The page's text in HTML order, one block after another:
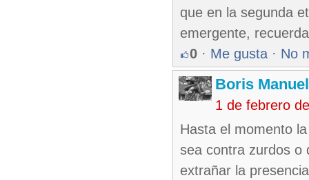
que en la segunda
emergente,
0 · Me gusta · No
Boris
1 de febrero
Hasta el momento
sea contra zurdos o
extrañar la